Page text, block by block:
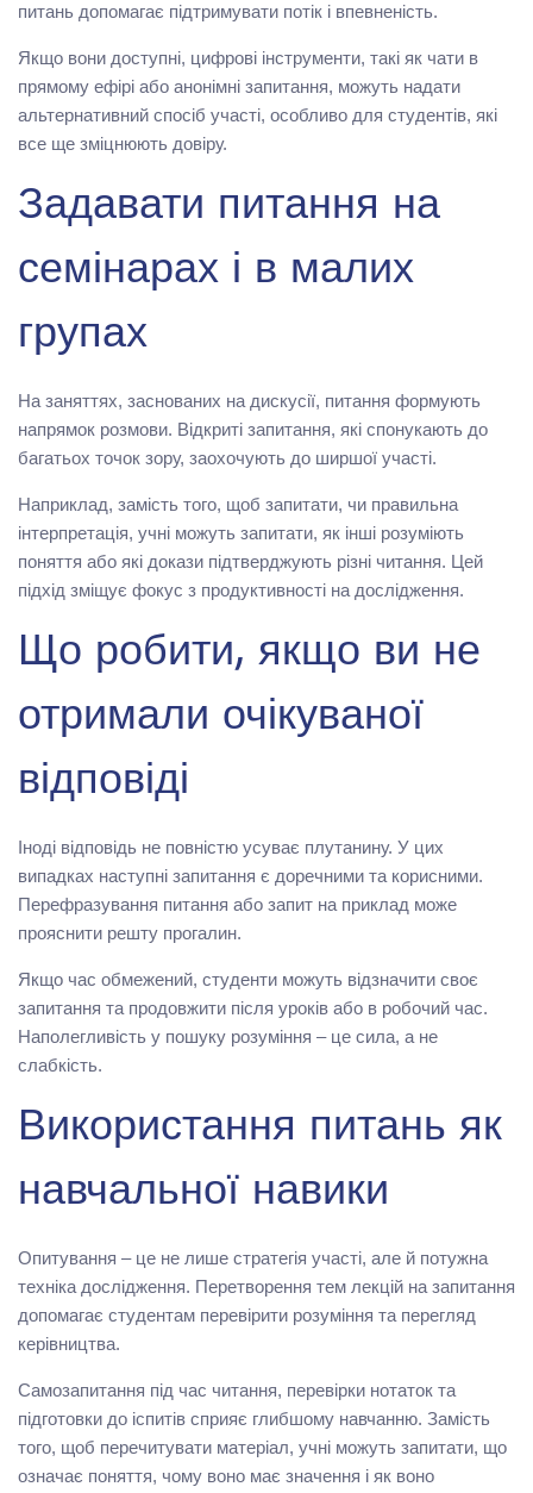
питань допомагає підтримувати потік і впевненість.
Якщо вони доступні, цифрові інструменти, такі як чати в
прямому ефірі або анонімні запитання, можуть надати
альтернативний спосіб участі, особливо для студентів, які
все ще зміцнюють довіру.
Задавати питання на
семінарах і в малих
групах
На заняттях, заснованих на дискусії, питання формують
напрямок розмови. Відкриті запитання, які спонукають до
багатьох точок зору, заохочують до ширшої участі.
Наприклад, замість того, щоб запитати, чи правильна
інтерпретація, учні можуть запитати, як інші розуміють
поняття або які докази підтверджують різні читання. Цей
підхід зміщує фокус з продуктивності на дослідження.
Що робити, якщо ви не
отримали очікуваної
відповіді
Іноді відповідь не повністю усуває плутанину. У цих
випадках наступні запитання є доречними та корисними.
Перефразування питання або запит на приклад може
прояснити решту прогалин.
Якщо час обмежений, студенти можуть відзначити своє
запитання та продовжити після уроків або в робочий час.
Наполегливість у пошуку розуміння – це сила, а не
слабкість.
Використання питань як
навчальної навики
Опитування – це не лише стратегія участі, але й потужна
техніка дослідження. Перетворення тем лекцій на запитання
допомагає студентам перевірити розуміння та перегляд
керівництва.
Самозапитання під час читання, перевірки нотаток та
підготовки до іспитів сприяє глибшому навчанню. Замість
того, щоб перечитувати матеріал, учні можуть запитати, що
означає поняття, чому воно має значення і як воно